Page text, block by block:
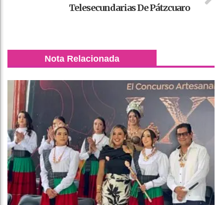
Telesecundarias De Pátzcuaro
Nota Relacionada